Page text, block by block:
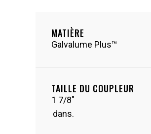
MATIÈRE
Galvalume Plus™
TAILLE DU COUPLEUR
1 7/8"
dans.